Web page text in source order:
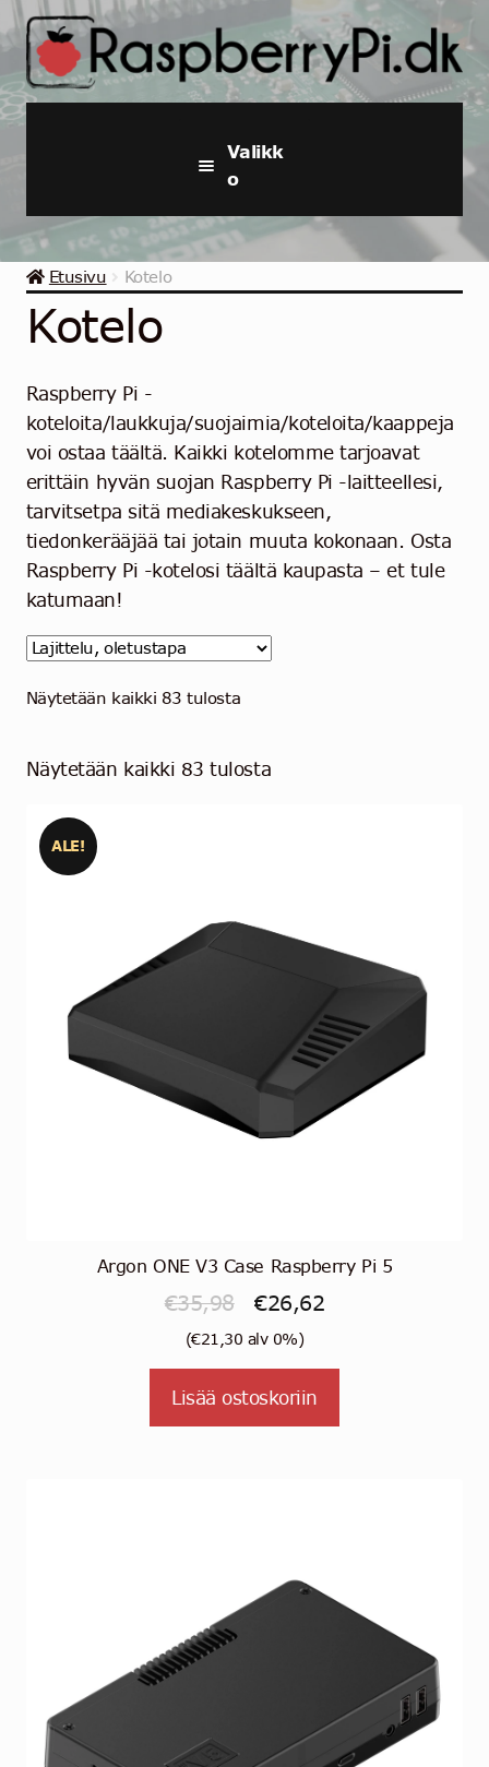
Siirry
navigointiin
Siirry
sisältöön
Valikk
o
Raspberry Pi
Aloituspaketit ja -sarjat
Raspberry pi Tarvikkeet
Kokoelmat
Ota yhteyttä
Suomi
Etusivu Kotelo
Kotelo
Raspberry Pi -
koteloita/laukkuja/suojaimia/koteloita/kaappeja
voi ostaa täältä. Kaikki kotelomme tarjoavat
erittäin hyvän suojan Raspberry Pi -laitteellesi,
tarvitsetpa sitä mediakeskukseen,
tiedonkerääjää tai jotain muuta kokonaan. Osta
Raspberry Pi -kotelosi täältä kaupasta – et tule
katumaan!
Näytetään kaikki 83 tulosta
Näytetään kaikki 83 tulosta
Argon ONE V3 Case Raspberry Pi 5
ALE!
€35,98
Alkuperäinen
hinta
oli:
€35,98.
€26,62Nykyinen
on:
(€21,30 alv 0%)
Lisää ostoskoriin